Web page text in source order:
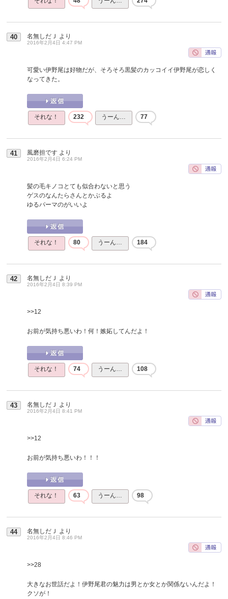
40 名無しだＪ より
2016年2月4日 4:47 PM
可愛い伊野尾は好物だが、そろそろ黒髪のカッコイイ伊野尾が恋しく
なってきた。
それな！ 232 うーん… 77
41 風磨担です より
2016年2月4日 6:24 PM
髪の毛キノコとても似合わないと思う
ゲスのなんたらさんとかぶるよ
ゆるパーマのがいいよ
それな！ 80 うーん… 184
42 名無しだＪ より
2016年2月4日 8:39 PM
>>12
お前が気持ち悪いわ！何！嫉妬してんだよ！
それな！ 74 うーん… 108
43 名無しだＪ より
2016年2月4日 8:41 PM
>>12
お前が気持ち悪いわ！！！
それな！ 63 うーん… 98
44 名無しだＪ より
2016年2月4日 8:46 PM
>>28
大きなお世話だよ！伊野尾君の魅力は男とか女とか関係ないんだよ！
クソが！